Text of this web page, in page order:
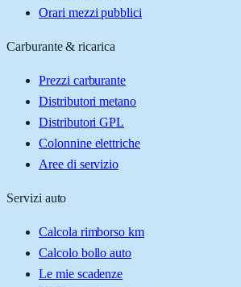
Orari mezzi pubblici
Carburante & ricarica
Prezzi carburante
Distributori metano
Distributori GPL
Colonnine elettriche
Aree di servizio
Servizi auto
Calcola rimborso km
Calcolo bollo auto
Le mie scadenze